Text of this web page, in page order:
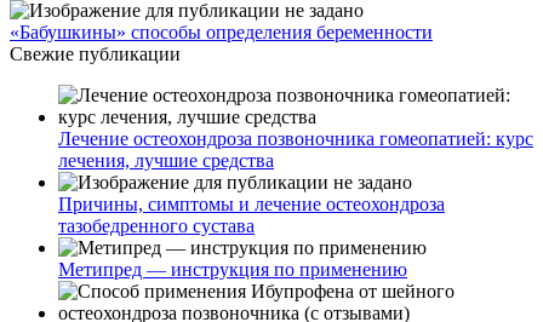
«Бабушкины» способы определения беременности
Свежие публикации
Лечение остеохондроза позвоночника гомеопатией: курс
лечения, лучшие средства
Причины, симптомы и лечение остеохондроза
тазобедренного сустава
Метипред — инструкция по применению